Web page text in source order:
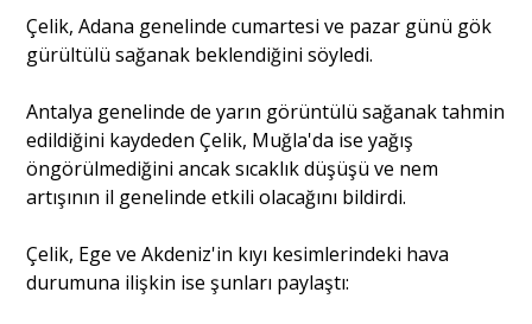
Yazı Dizisi
Yazarlar
Çelik, Adana genelinde cumartesi ve pazar günü gök
gürültülü sağanak beklendiğini söyledi.
Antalya genelinde de yarın görüntülü sağanak tahmin
edildiğini kaydeden Çelik, Muğla'da ise yağış
öngörülmediğini ancak sıcaklık düşüşü ve nem
artışının il genelinde etkili olacağını bildirdi.
Çelik, Ege ve Akdeniz'in kıyı kesimlerindeki hava
durumuna ilişkin ise şunları paylaştı: